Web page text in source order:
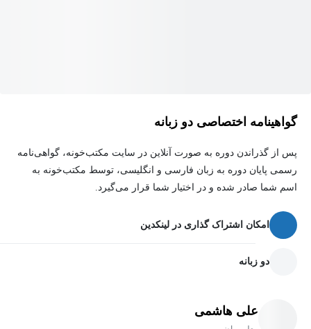
بررسی سوالات امتحانی و تست‌های منتخب
ویژگی‌های دوره
مناسب دانش‌آموزان رشته‌های ریاضی و تجربی
گواهینامه اختصاصی دو زبانه
پس از گذراندن دوره به صورت آنلاین در سایت مکتب‌خونه، گواهی‌نامه
رسمی پایان دوره به زبان فارسی و انگلیسی، توسط مکتب‌خونه به
اسم شما صادر شده و در اختیار شما قرار می‌گیرد.
امکان اشتراک گذاری در لینکدین
دو زبانه
علی هاشمی